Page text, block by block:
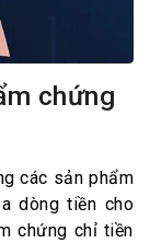
chứng
các sản phẩm
dòng tiền cho
chứng chỉ tiền